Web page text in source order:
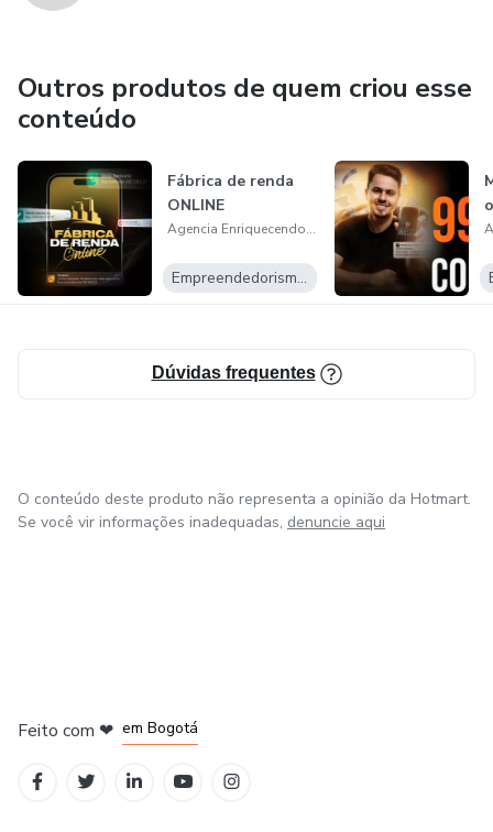
Outros produtos de quem criou esse
conteúdo
Fábrica de renda
ONLINE
Agencia Enriquecendo Online
Empreendedorismo Digital
Dúvidas frequentes
O conteúdo deste produto não representa a opinião da Hotmart.
Se você vir informações inadequadas, denuncie aqui
Feito com ❤ em Bogotá